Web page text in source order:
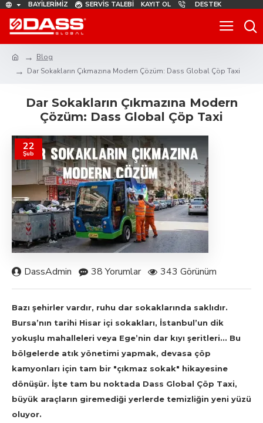
BAYILERIMIZ SERVIS TALEBI KAYIT OL DESTEK
Blog
Dar Sokakların Çıkmazına Modern Çözüm: Dass Global Çöp Taxi
Dar Sokakların Çıkmazına Modern
Çözüm: Dass Global Çöp Taxi
22
Şub
DassAdmin 38 Yorumlar 343 Görünüm
Bazı şehirler vardır, ruhu dar sokaklarında saklıdır.
Bursa’nın tarihi Hisar içi sokakları, İstanbul’un dik
yokuşlu mahalleleri veya Ege’nin dar kıyı şeritleri... Bu
bölgelerde atık yönetimi yapmak, devasa çöp
kamyonları için tam bir "çıkmaz sokak" hikayesine
dönüşür. İşte tam bu noktada Dass Global Çöp Taxi,
büyük araçların giremediği yerlerde temizliğin yeni yüzü
oluyor.